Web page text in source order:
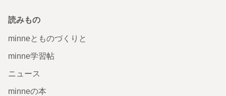
読みもの
minneとものづくりと
minne学習帖
ニュース
minneの本